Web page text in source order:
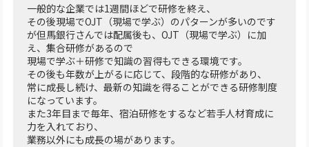
一般的な企業では1週間ほどで研修を終え、
その後現場でOJT（現場で学ぶ）のパターンが多いのです
が但馬銀行さんでは配属後も、OJT（現場で学ぶ）に加
え、集合研修があるので
現場で学ぶ＋研修で知識の習得もできる環境です。
その後も年数が上がるに応じて、段階的な研修があり、
常に成長し続け、最新の知識を得ることができる研修制度
になっています。
また3年目まで毎年、宿泊研修をするなど若手人材育成に
力を入れており、
業務以外にも成長の場があります。